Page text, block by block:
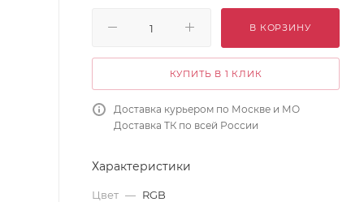
В КОРЗИНУ
КУПИТЬ В 1 КЛИК
Доставка курьером по Москве и МО
Доставка ТК по всей России
Характеристики
Цвет — RGB